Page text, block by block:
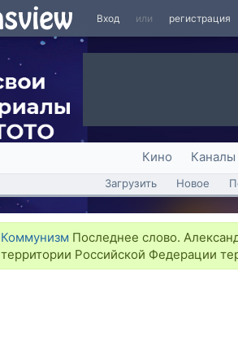
Вход или регистрация
Кино Каналы
Загрузить Новое
Коммунизм Последнее слово.
территории Российской Федерации